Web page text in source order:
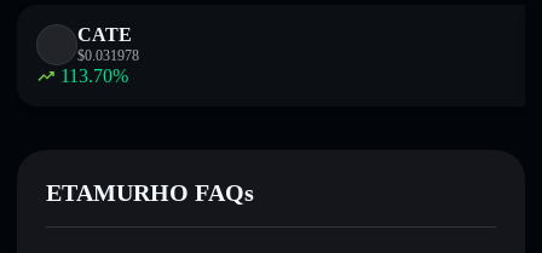
CATE
$0.031978
113.70%
ETAMURHO FAQs